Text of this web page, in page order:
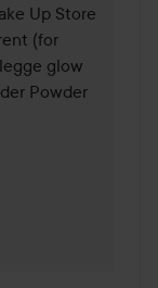
Up Store
(for
glow
Powder